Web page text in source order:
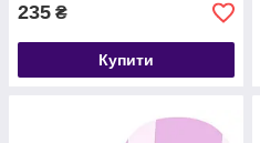
235 ₴
Купити